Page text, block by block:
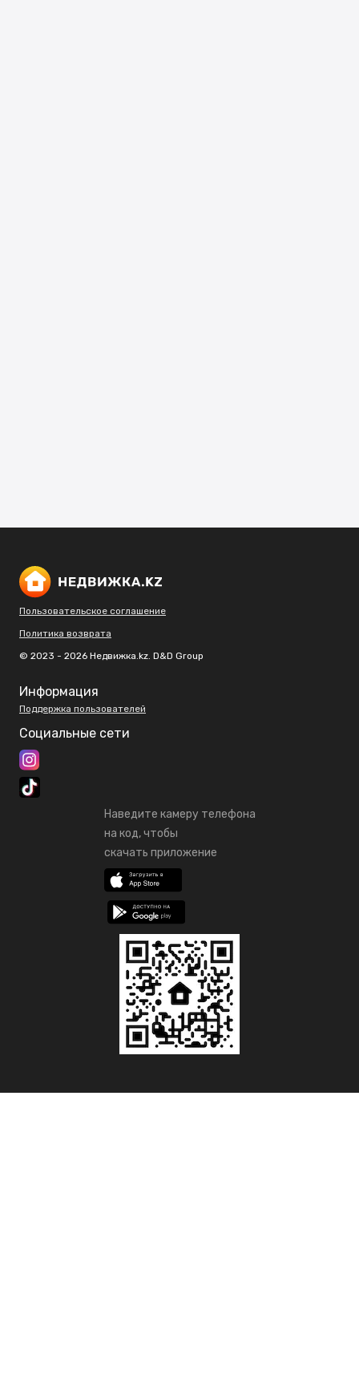
Пользовательское соглашение
Политика возврата
© 2023 - 2026 Недвижка.kz. D&D Group
Информация
Поддержка пользователей
Социальные сети
Наведите камеру телефона
на код, чтобы
скачать приложение